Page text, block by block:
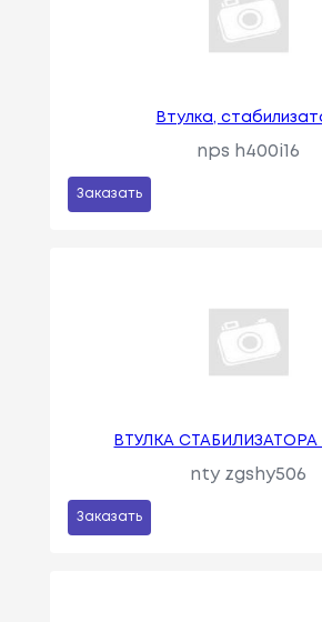
Втулка,
nps h400i16
Заказать
ВТУЛКА СТАБИЛИЗАТОРА
nty zgshy506
Заказать